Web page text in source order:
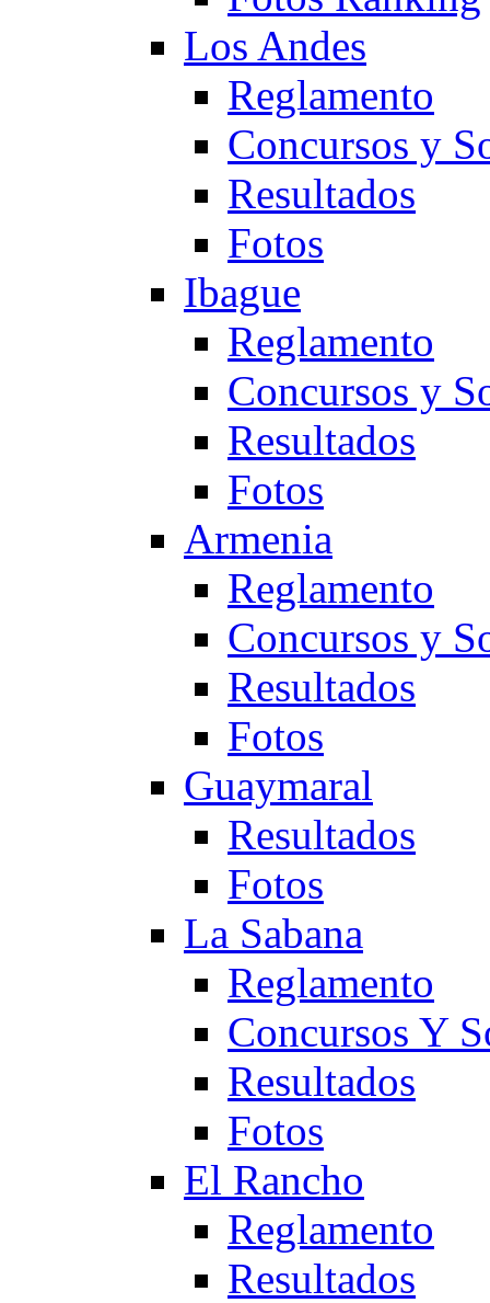
Los Andes
Reglamento
Concursos y
Resultados
Fotos
Ibague
Reglamento
Concursos y
Resultados
Fotos
Armenia
Reglamento
Concursos y
Resultados
Fotos
Guaymaral
Resultados
Fotos
La Sabana
Reglamento
Concursos Y
Resultados
Fotos
El Rancho
Reglamento
Resultados